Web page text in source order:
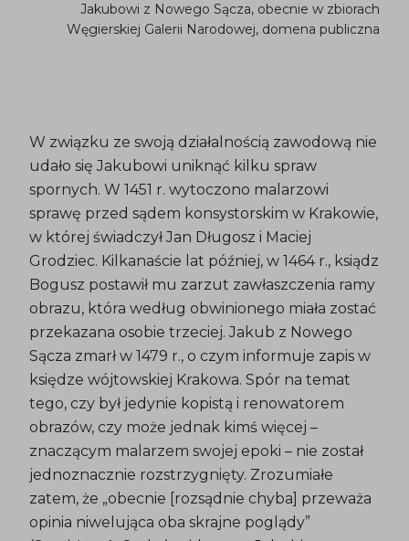
Jakubowi z Nowego Sącza, obecnie w zbiorach
Węgierskiej Galerii Narodowej, domena publiczna
W związku ze swoją działalnością zawodową nie
udało się Jakubowi uniknąć kilku spraw
spornych. W 1451 r. wytoczono malarzowi
sprawę przed sądem konsystorskim w Krakowie,
w której świadczył Jan Długosz i Maciej
Grodziec. Kilkanaście lat później, w 1464 r., ksiądz
Bogusz postawił mu zarzut zawłaszczenia ramy
obrazu, która według obwinionego miała zostać
przekazana osobie trzeciej. Jakub z Nowego
Sącza zmarł w 1479 r., o czym informuje zapis w
księdze wójtowskiej Krakowa. Spór na temat
tego, czy był jedynie kopistą i renowatorem
obrazów, czy może jednak kimś więcej –
znaczącym malarzem swojej epoki – nie został
jednoznacznie rozstrzygnięty. Zrozumiałe
zatem, że „obecnie [rozsądnie chyba] przeważa
opinia niwelująca oba skrajne poglądy”